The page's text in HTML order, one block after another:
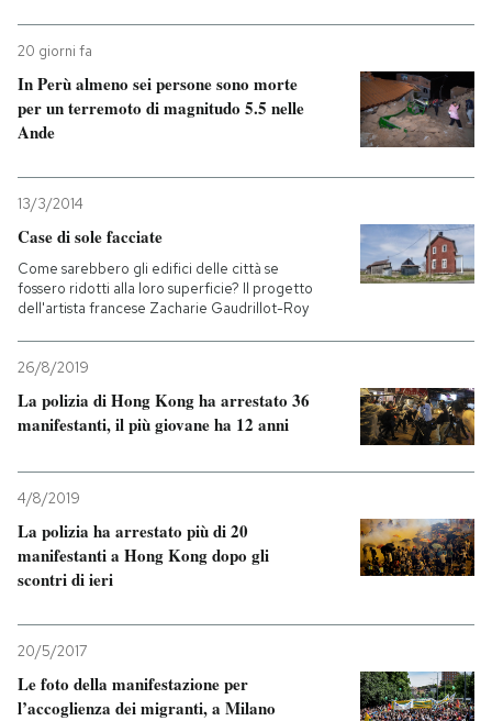
20 giorni fa
In Perù almeno sei persone sono morte
per un terremoto di magnitudo 5.5 nelle
Ande
13/3/2014
Case di sole facciate
Come sarebbero gli edifici delle città se
fossero ridotti alla loro superficie? Il progetto
dell'artista francese Zacharie Gaudrillot-Roy
26/8/2019
La polizia di Hong Kong ha arrestato 36
manifestanti, il più giovane ha 12 anni
4/8/2019
La polizia ha arrestato più di 20
manifestanti a Hong Kong dopo gli
scontri di ieri
20/5/2017
Le foto della manifestazione per
l’accoglienza dei migranti, a Milano